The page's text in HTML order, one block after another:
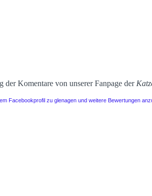
der Komentare von unserer Fanpage der
Facebookprofil zu glenagen und weitere Bewertungen